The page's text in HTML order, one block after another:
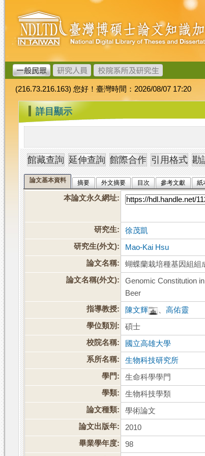
跳
到
主
要
內
容
臺
灣
博
碩
士
論
文
加
值
系
統
(216.73.216.163) 您好！臺灣時間：2026/08/07 17:20
::: 詳目顯示
論文基本資料 摘要 外文摘要 目次 參考文獻 紙
本論文永久網址:
研究生:
徐茂凱
研究生(外文):
Mao-Kai Hsu
論文名稱:
蝴蝶蘭栽培種基因組組
論文名稱(外文):
Genomic Constitution
Beer
指導教授:
陳文輝 、高佑靈
學位類別:
碩士
校院名稱:
國立高雄大學
系所名稱:
生物科技研究所
學門:
生命科學學門
學類:
生物科技學類
論文種類:
學術論文
論文出版年:
2010
畢業學年度:
98